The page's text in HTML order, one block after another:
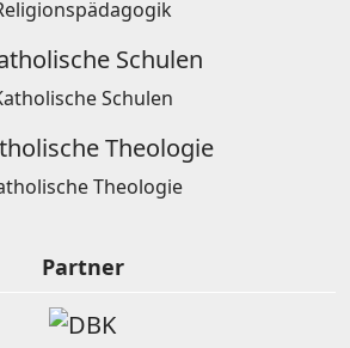
Schulen
Theologie
Partner